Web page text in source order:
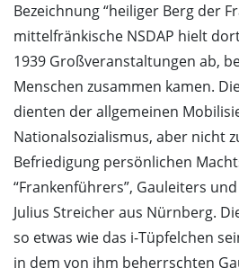
Bezeichnung “heiliger Berg der
mittelfränkische NSDAP hielt
1939 Großveranstaltungen ab,
Menschen zusammen kamen.
dienten der allgemeinen
Nationalsozialismus, aber nicht
Befriedigung persönlichen
“Frankenführers”, Gauleiters
Julius Streicher aus Nürnberg.
so etwas wie das i-Tüpfelchen
in dem von ihm beherrschten